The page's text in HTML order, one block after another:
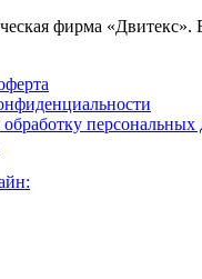
фирма «Двитекс».
обработку